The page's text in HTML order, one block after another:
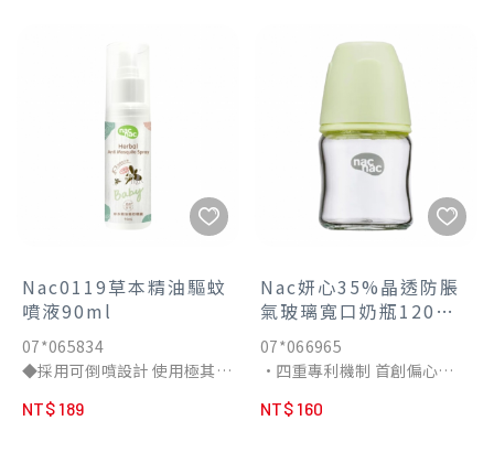
可黏貼於任何地方，易貼易撕
◆好保存 鋁箔袋獨立包裝，未
拆封可常保最佳效能
夏日防蚊神器，效果長達12小
Nac0119草本精油驅蚊
噴液90ml
07*065834
◆採用可倒噴設計 使用極其方
◆不含爭議性物質化學DEET
NT$ 189
Nac妍心35%晶透防脹
氣玻璃寬口奶瓶120ml-
茉莉綠
07*066965
•四重專利機制 首創偏心
低抬舉角度，減少寶寶喝奶壓
NT$ 160